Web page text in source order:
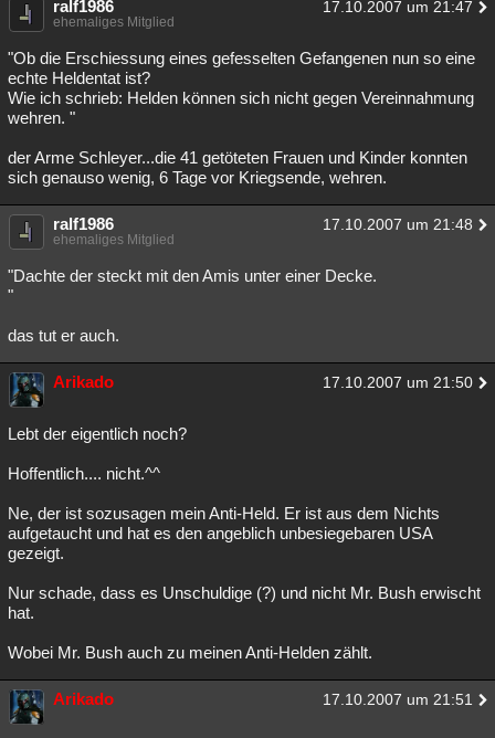
ralf1986 17.10.2007 um 21:47
ehemaliges Mitglied
"Ob die Erschiessung eines gefesselten Gefangenen nun so eine
echte Heldentat ist?
Wie ich schrieb: Helden können sich nicht gegen Vereinnahmung
wehren. "
der Arme Schleyer...die 41 getöteten Frauen und Kinder konnten
sich genauso wenig, 6 Tage vor Kriegsende, wehren.
ralf1986 17.10.2007 um 21:48
ehemaliges Mitglied
"Dachte der steckt mit den Amis unter einer Decke.
"
das tut er auch.
Arikado 17.10.2007 um 21:50
Lebt der eigentlich noch?
Hoffentlich.... nicht.^^
Ne, der ist sozusagen mein Anti-Held. Er ist aus dem Nichts
aufgetaucht und hat es den angeblich unbesiegebaren USA
gezeigt.
Nur schade, dass es Unschuldige (?) und nicht Mr. Bush erwischt
hat.
Wobei Mr. Bush auch zu meinen Anti-Helden zählt.
Arikado 17.10.2007 um 21:51